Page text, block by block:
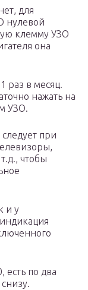
для
нулевой
клемму УЗО
она
раз в месяц.
нажать на
УЗО.
при
чтобы
и у
есть по два